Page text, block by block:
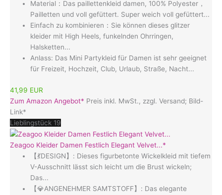
Material：Das paillettenkleid damen, 100% Polyester，
Pailletten und voll gefüttert. Super weich voll gefüttert...
Einfach zu kombinieren：Sie können dieses glitzer
kleider mit High Heels, funkelnden Ohrringen,
Halsketten...
Anlass: Das Mini Partykleid für Damen ist sehr geeignet
für Freizeit, Hochzeit, Club, Urlaub, Straße, Nacht...
41,99 EUR
Zum Amazon Angebot* Preis inkl. MwSt., zzgl. Versand; Bild-
Link*
Lieblingstück 19
Zeagoo Kleider Damen Festlich Elegant Velvet...*
【💃DESIGN】: Dieses figurbetonte Wickelkleid mit tiefem
V-Ausschnitt lässt sich leicht um die Brust wickeln;
Das...
【💎ANGENEHMER SAMTSTOFF】: Das elegante